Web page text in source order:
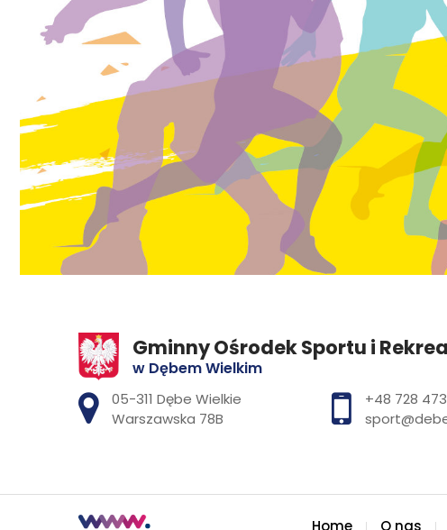
Gminny Ośrodek Sportu i
w Dębem Wielkim
Adres pocztowy:
05-311 Dębe Wielkie
Warszawska 78B
+48 728
Home O nas